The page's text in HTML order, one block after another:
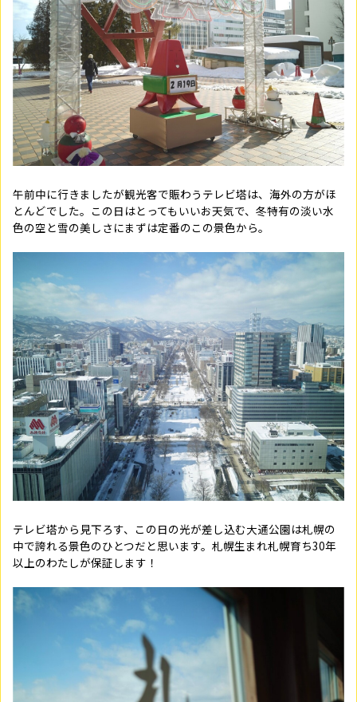
午前中に行きましたが観光客で賑わうテレビ塔は、海外の方がほ
とんどでした。この日はとってもいいお天気で、冬特有の淡い水
色の空と雪の美しさにまずは定番のこの景色から。
テレビ塔から見下ろす、この日の光が差し込む大通公園は札幌の
中で誇れる景色のひとつだと思います。札幌生まれ札幌育ち30年
以上のわたしが保証します！